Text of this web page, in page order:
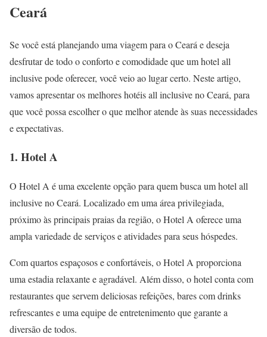
Ceará
Se você está planejando uma viagem para o Ceará e deseja
desfrutar de todo o conforto e comodidade que um hotel all
inclusive pode oferecer, você veio ao lugar certo. Neste artigo,
vamos apresentar os melhores hotéis all inclusive no Ceará, para
que você possa escolher o que melhor atende às suas necessidades
e expectativas.
1. Hotel A
O Hotel A é uma excelente opção para quem busca um hotel all
inclusive no Ceará. Localizado em uma área privilegiada,
próximo às principais praias da região, o Hotel A oferece uma
ampla variedade de serviços e atividades para seus hóspedes.
Com quartos espaçosos e confortáveis, o Hotel A proporciona
uma estadia relaxante e agradável. Além disso, o hotel conta com
restaurantes que servem deliciosas refeições, bares com drinks
refrescantes e uma equipe de entretenimento que garante a
diversão de todos.